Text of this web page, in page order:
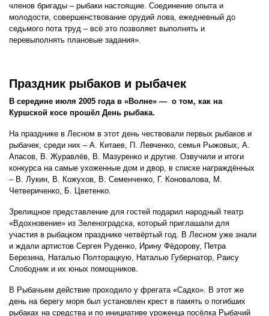
членов бригады – рыбаки настоящие. Соединение опыта и
молодости, совершенствование орудий лова, ежедневный до
седьмого пота труд – всё это позволяет выполнять и
перевыполнять плановые задания».
Праздник рыбаков и рыбачек
В середине июля 2005 года в «Волне» — о том, как на
Куршской косе прошёл День рыбака.
На празднике в Лесном в этот день чествовали первых рыбаков и
рыбачек, среди них – А. Китаев, П. Левченко, семья Рыжовых, А.
Апасов, В. Журавлёв, В. Мазуренко и другие. Озвучили и итоги
конкурса на самые ухоженные дом и двор, в списке награждённых
– В. Лукин, В. Кожухов, В. Семенченко, Г. Коновалова, М.
Четвериченко, Б. Цветенко.
Зрелищное представление для гостей подарил народный театр
«Вдохновение» из Зеленоградска, который приглашали для
участия в рыбацком празднике четвёртый год. В Лесном уже знали
и ждали артистов Сергея Руденко, Ирину Фёдорову, Петра
Березина, Наталью Полторацкую, Наталью Губернатор, Раису
Слободник и их юных помощников.
В Рыбачьем действие проходило у фрегата «Садко». В этот же
день на берегу моря был установлен крест в память о погибших
рыбаках на средства и по инициативе уроженца посёлка Рыбачий